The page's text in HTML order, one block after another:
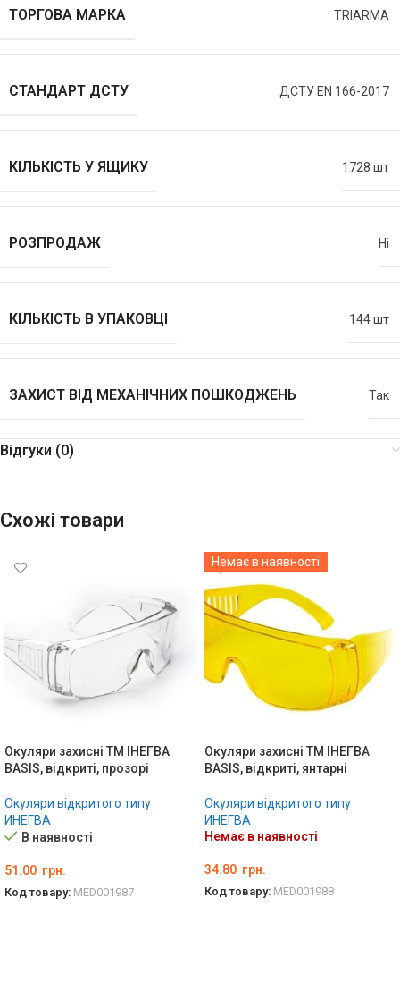
ТОРГОВА МАРКА TRIARMA
СТАНДАРТ ДСТУ ДСТУ EN 166-2017
КІЛЬКІСТЬ У ЯЩИКУ 1728 шт
РОЗПРОДАЖ Ні
КІЛЬКІСТЬ В УПАКОВЦІ 144 шт
ЗАХИСТ ВІД МЕХАНІЧНИХ ПОШКОДЖЕНЬ Так
Відгуки (0)
Схожі товари
Окуляри захисні ТМ ІНЕГВА
BASIS, відкриті, прозорі
Окуляри відкритого типу
ИНЕГВА
В наявності
51.00 грн.
Код товару: MED001987
Немає в наявності
Окуляри захисні ТМ ІНЕГВА
BASIS, відкриті, янтарні
Окуляри відкритого типу
ИНЕГВА
Немає в наявності
34.80 грн.
Код товару: MED001988